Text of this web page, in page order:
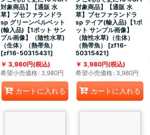
対象商品】【通販 水
草】ブセファランドラ
sp グリーンベルベット
(輸入品)【1ポット サン
プル画像】（陰性水草)
（生体）（熱帯魚）
[zf16-50315431]
3,980円(税込)
希望小売価格: 3,980円
カートに入れる
対象商品】【通販 水
草】ブセファランドラ
sp テイア(輸入品)【1ポ
ット サンプル画像】
（陰性水草)（生体）
（熱帯魚）
[zf16-
50315421]
3,980円(税込)
希望小売価格: 3,980円
カートに入れる